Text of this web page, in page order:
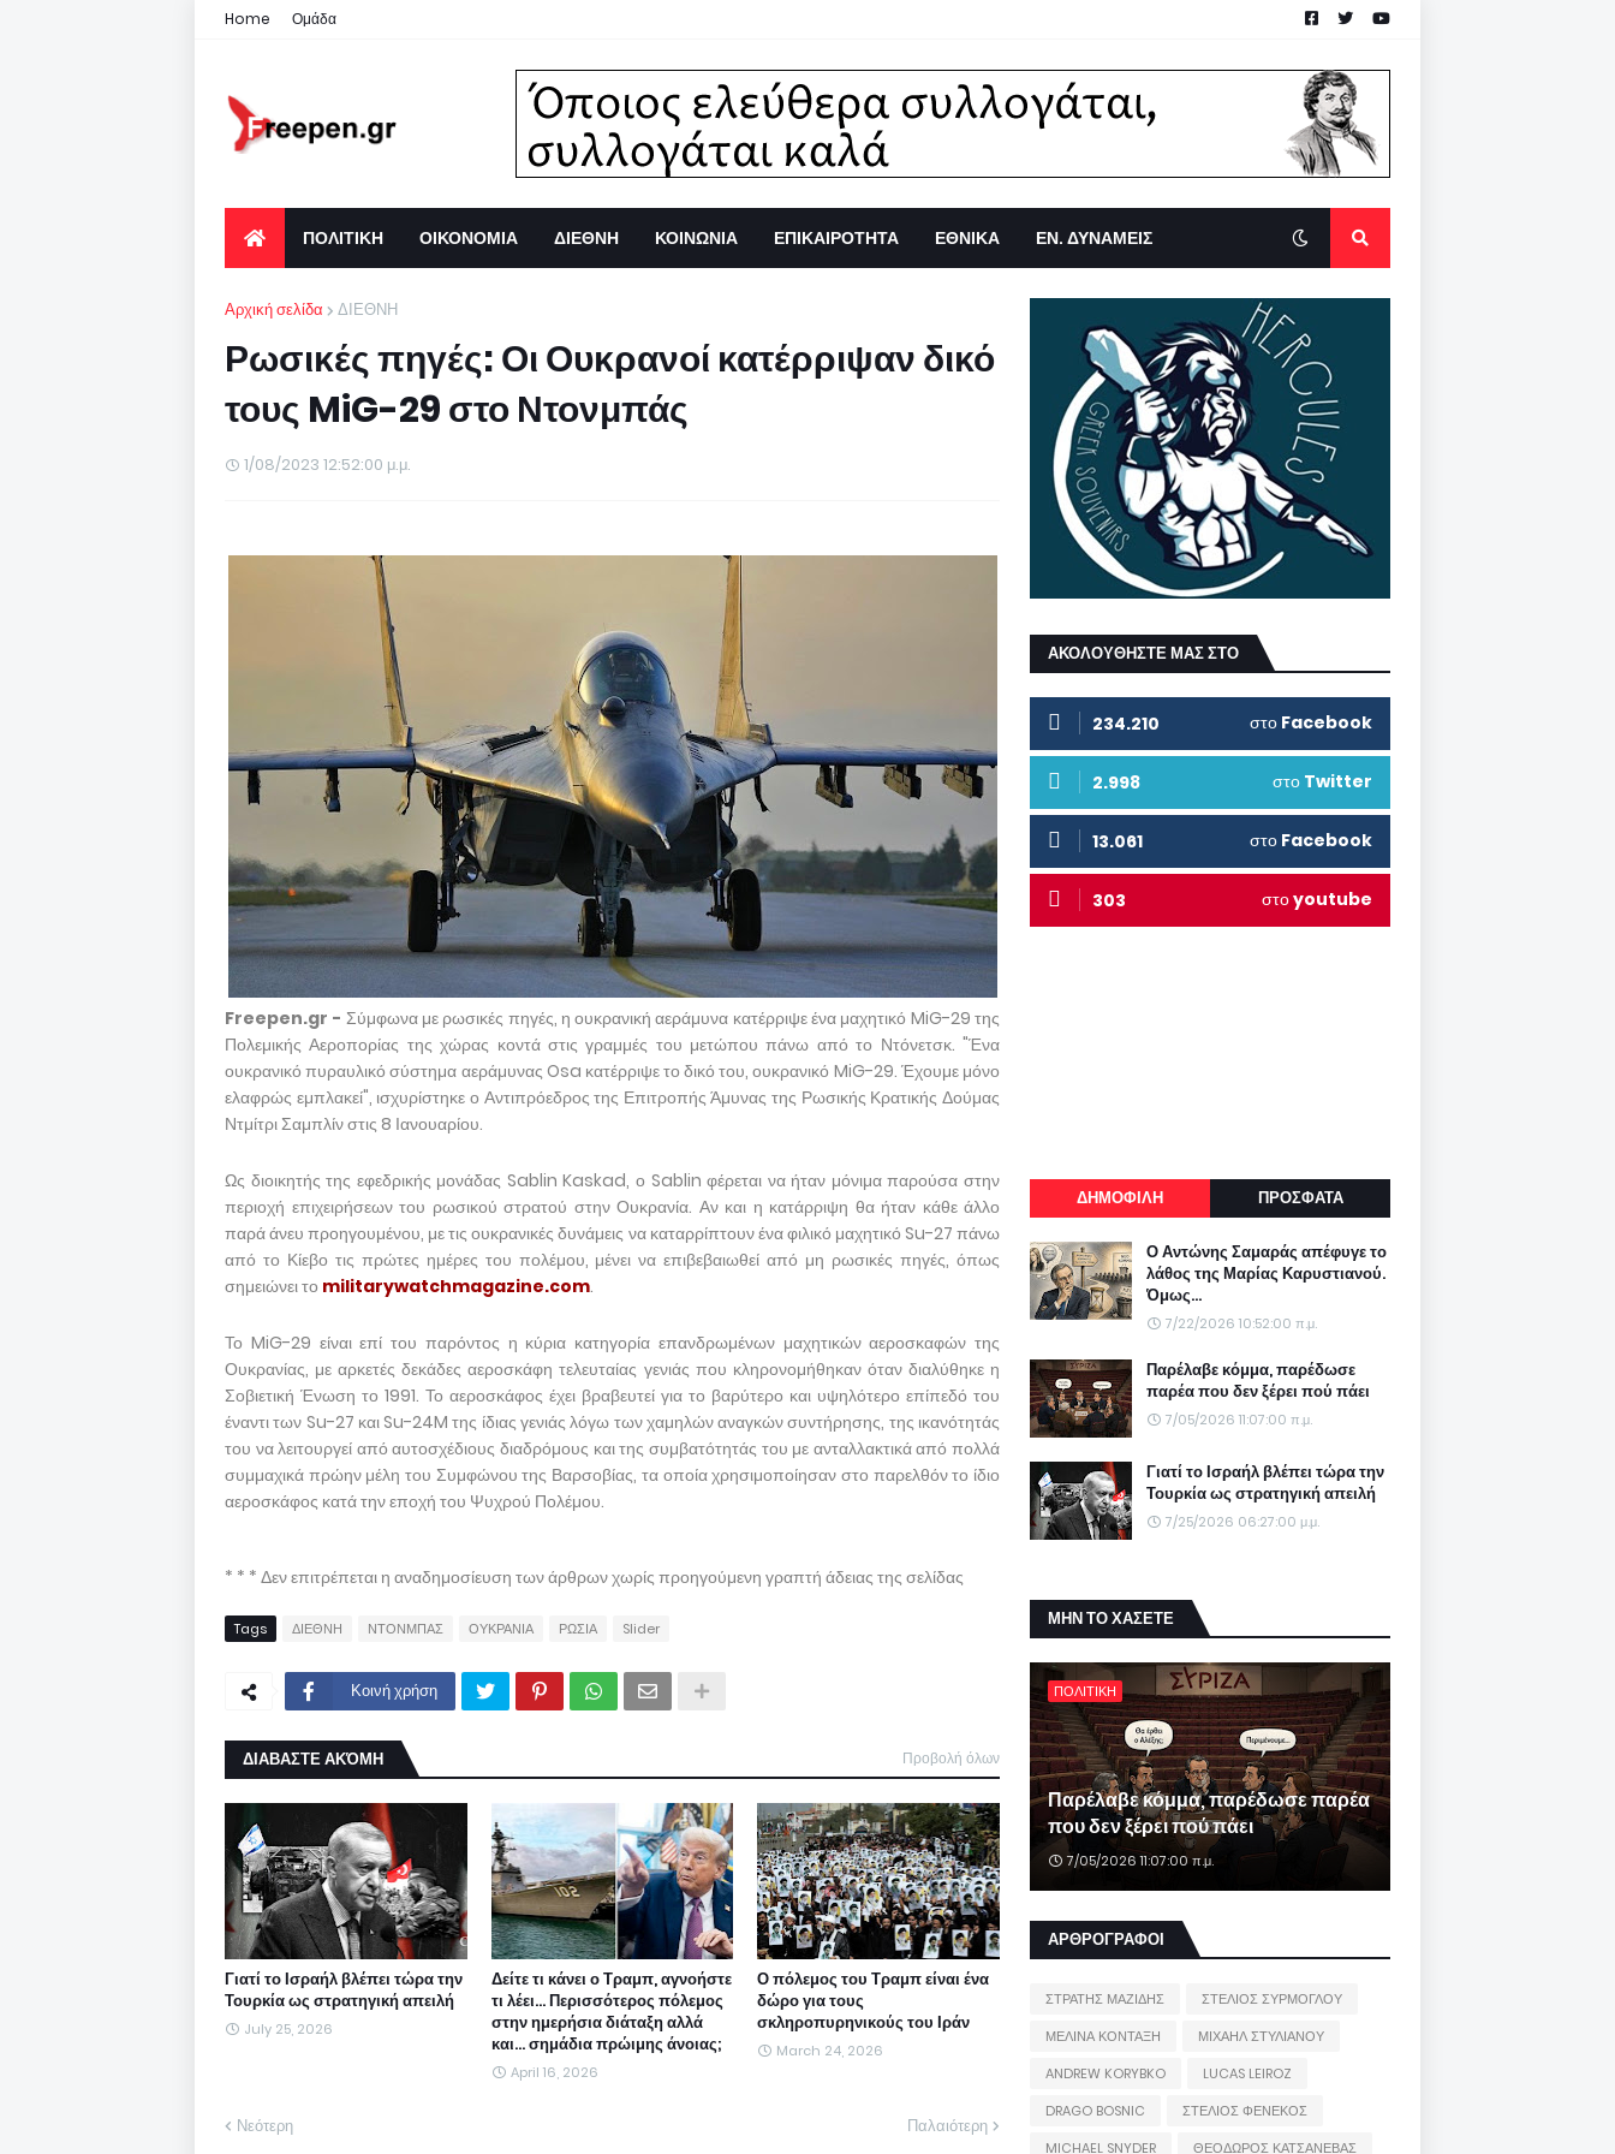
Home Ομάδα
ΠΟΛΙΤΙΚΗ ΟΙΚΟΝΟΜΙΑ ΔΙΕΘΝΗ ΚΟΙΝΩΝΙΑ ΕΠΙΚΑΙΡΟΤΗΤΑ ΕΘΝΙΚΑ ΕΝ. ΔΥΝΑΜΕΙΣ
Αρχική σελίδα ΔΙΕΘΝΗ
Ρωσικές πηγές: Οι Ουκρανοί κατέρριψαν δικό
τους MiG-29 στο Ντονμπάς
1/08/2023 12:52:00 μ.μ.
Freepen.gr - Σύμφωνα με ρωσικές πηγές, η ουκρανική αεράμυνα κατέρριψε ένα μαχητικό MiG-29 της
Πολεμικής Αεροπορίας της χώρας κοντά στις γραμμές του μετώπου πάνω από το Ντόνετσκ. "Ένα
ουκρανικό πυραυλικό σύστημα αεράμυνας Osa κατέρριψε το δικό του, ουκρανικό MiG-29. Έχουμε μόνο
ελαφρώς εμπλακεί", ισχυρίστηκε ο Αντιπρόεδρος της Επιτροπής Άμυνας της Ρωσικής Κρατικής Δούμας
Ντμίτρι Σαμπλίν στις 8 Ιανουαρίου.
Ως διοικητής της εφεδρικής μονάδας Sablin Kaskad, ο Sablin φέρεται να ήταν μόνιμα παρούσα στην
περιοχή επιχειρήσεων του ρωσικού στρατού στην Ουκρανία. Αν και η κατάρριψη θα ήταν κάθε άλλο
παρά άνευ προηγουμένου, με τις ουκρανικές δυνάμεις να καταρρίπτουν ένα φιλικό μαχητικό Su-27 πάνω
από το Κίεβο τις πρώτες ημέρες του πολέμου, μένει να επιβεβαιωθεί από μη ρωσικές πηγές, όπως
σημειώνει το militarywatchmagazine.com.
Το MiG-29 είναι επί του παρόντος η κύρια κατηγορία επανδρωμένων μαχητικών αεροσκαφών της
Ουκρανίας, με αρκετές δεκάδες αεροσκάφη τελευταίας γενιάς που κληρονομήθηκαν όταν διαλύθηκε η
Σοβιετική Ένωση το 1991. Το αεροσκάφος έχει βραβευτεί για το βαρύτερο και υψηλότερο επίπεδό του
έναντι των Su-27 και Su-24M της ίδιας γενιάς λόγω των χαμηλών αναγκών συντήρησης, της ικανότητάς
του να λειτουργεί από αυτοσχέδιους διαδρόμους και της συμβατότητάς του με ανταλλακτικά από πολλά
συμμαχικά πρώην μέλη του Συμφώνου της Βαρσοβίας, τα οποία χρησιμοποίησαν στο παρελθόν το ίδιο
αεροσκάφος κατά την εποχή του Ψυχρού Πολέμου.
* * * Δεν επιτρέπεται η αναδημοσίευση των άρθρων χωρίς προηγούμενη γραπτή άδειας της σελίδας
Tags ΔΙΕΘΝΗ ΝΤΟΝΜΠΑΣ ΟΥΚΡΑΝΙΑ ΡΩΣΙΑ Slider
Κοινή χρήση
ΔΙΑΒΑΣΤΕ ΑΚΌΜΗ Προβολή όλων
Γιατί το Ισραήλ βλέπει τώρα την
Τουρκία ως στρατηγική απειλή
July 25, 2026
Δείτε τι κάνει ο Τραμπ, αγνοήστε
τι λέει... Περισσότερος πόλεμος
στην ημερήσια διάταξη αλλά
και... σημάδια πρώιμης άνοιας;
April 16, 2026
Ο πόλεμος του Τραμπ είναι ένα
δώρο για τους
σκληροπυρηνικούς του Ιράν
March 24, 2026
Νεότερη Παλαιότερη
ΑΚΟΛΟΥΘΗΣΤΕ ΜΑΣ ΣΤΟ
234.210 στο Facebook
2.998 στο Twitter
13.061 στο Facebook
303 στοyoutube
ΔΗΜΟΦΙΛΗ ΠΡΟΣΦΑΤΑ
Ο Αντώνης Σαμαράς απέφυγε το
λάθος της Μαρίας Καρυστιανού.
Όμως...
7/22/2026 10:52:00 π.μ.
Παρέλαβε κόμμα, παρέδωσε
παρέα που δεν ξέρει πού πάει
7/05/2026 11:07:00 π.μ.
Γιατί το Ισραήλ βλέπει τώρα την
Τουρκία ως στρατηγική απειλή
7/25/2026 06:27:00 μ.μ.
ΜΗΝ ΤΟ ΧΑΣΕΤΕ
ΠΟΛΙΤΙΚΗ
Παρέλαβε κόμμα, παρέδωσε παρέα
που δεν ξέρει πού πάει
7/05/2026 11:07:00 π.μ.
ΑΡΘΡΟΓΡΑΦΟΙ
ΣΤΡΑΤΗΣ ΜΑΖΙΔΗΣ
ΣΤΕΛΙΟΣ ΣΥΡΜΟΓΛΟΥ
ΜΕΛΙΝΑ ΚΟΝΤΑΞΗ
ΜΙΧΑΗΛ ΣΤΥΛΙΑΝΟΥ
ANDREW KORYBKO
LUCAS LEIROZ
DRAGO BOSNIC
ΣΤΕΛΙΟΣ ΦΕΝΕΚΟΣ
MICHAEL SNYDER
ΘΕΟΔΩΡΟΣ ΚΑΤΣΑΝΕΒΑΣ